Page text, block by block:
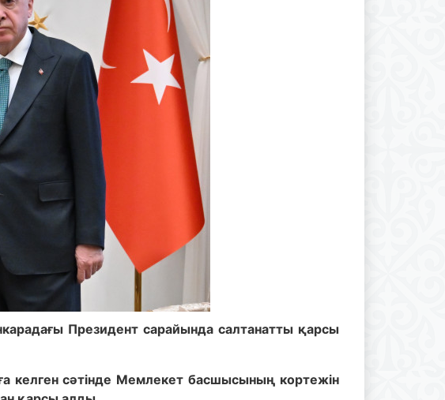
Президент сарайында салтанатты қарсы
келген сәтінде Мемлекет басшысының кортежін